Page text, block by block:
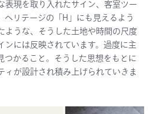
表現を取り入れたサイン、客室ツー
ヘリテージの「H」にも見えるよう
ような、そうした土地や時間の尺度
ンには反映されています。過度に主
つかること。そうした思想をもとに
ィが設計され積み上げられていきま